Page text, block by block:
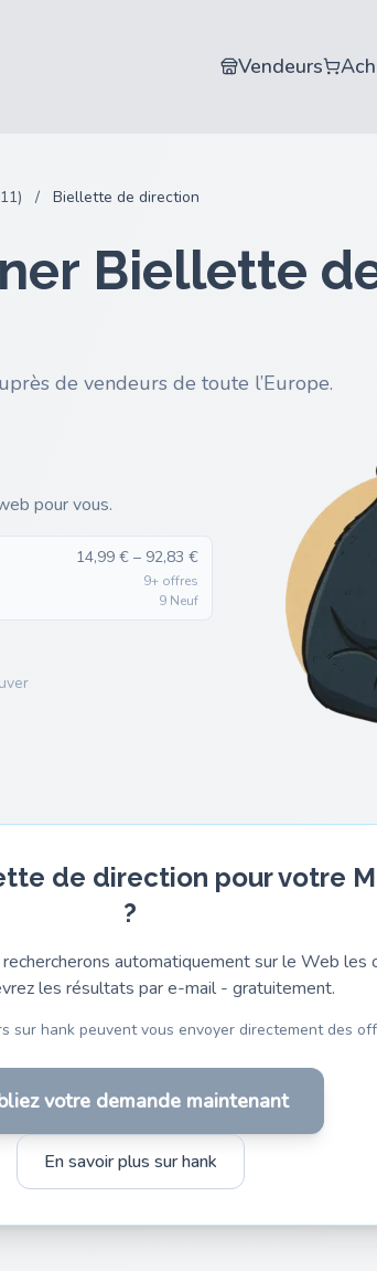
Vendeurs
/ Biellette de direction
Biellette
de vendeurs de toute l’Europe.
pour vous.
14,99 € – 92,83 €
9+ offres
9 Neuf
de direction pour votre
?
automatiquement sur le Web les
les résultats par e-mail - gratuitement.
sur hank peuvent vous envoyer directement des
votre demande maintenant
En savoir plus sur hank